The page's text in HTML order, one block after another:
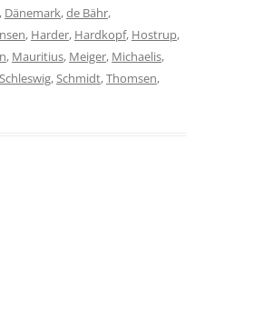
, Dänemark,de Bähr,
, Harder, Hardkopf, Hostrup,
, Mauritius, Meiger, Michaelis,
Schleswig,Schmidt,Thomsen,